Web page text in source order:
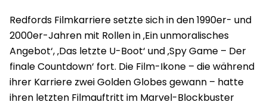
Redfords Filmkarriere setzte sich in den 1990er- und
2000er-Jahren mit Rollen in ‚Ein unmoralisches
Angebot‘, ‚Das letzte U-Boot‘ und ‚Spy Game – Der
finale Countdown‘ fort. Die Film-Ikone – die während
ihrer Karriere zwei Golden Globes gewann – hatte
ihren letzten Filmauftritt im Marvel-Blockbuster